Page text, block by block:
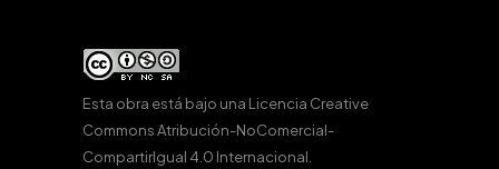
Esta obra está bajo una Licencia Creative
Commons Atribución-NoComercial-
CompartirIgual 4.0 Internacional.